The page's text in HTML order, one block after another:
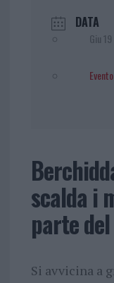
DATA
Giu
scalda i
parte
Si avvicina a